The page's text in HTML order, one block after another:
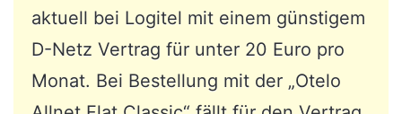
aktuell bei Logitel mit einem günstigem
D-Netz Vertrag für unter 20 Euro pro
Monat. Bei Bestellung mit der „Otelo